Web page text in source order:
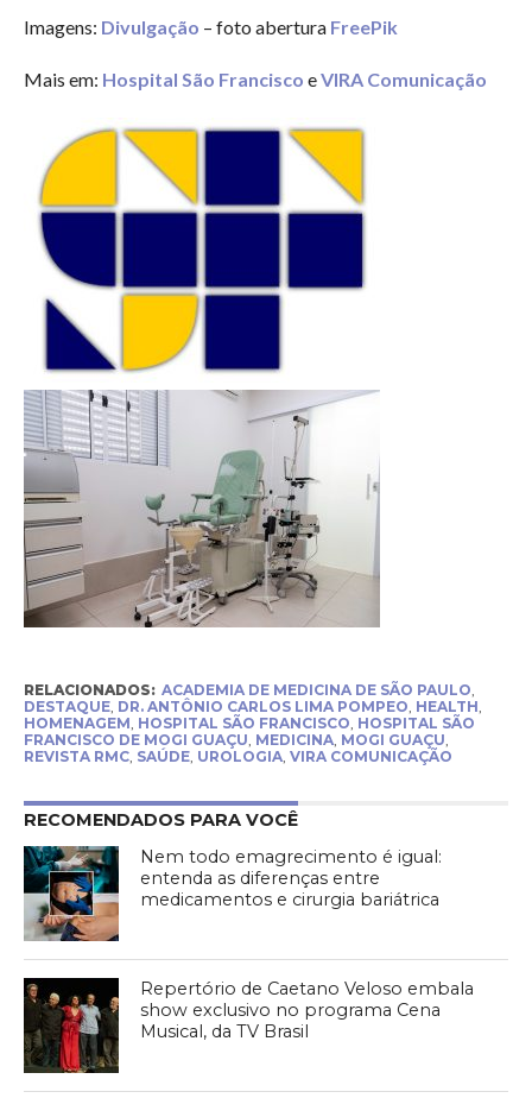
Imagens: Divulgação – foto abertura FreePik
Mais em: Hospital São Francisco eVIRA Comunicação
RELACIONADOS: ACADEMIA DE MEDICINA DE SÃO PAULO,
DESTAQUE, DR. ANTÔNIO CARLOS LIMA POMPEO, HEALTH,
HOMENAGEM, HOSPITAL SÃO FRANCISCO, HOSPITAL SÃO
FRANCISCO DE MOGI GUAÇU, MEDICINA, MOGI GUAÇU,
REVISTA RMC, SAÚDE, UROLOGIA, VIRA COMUNICAÇÃO
RECOMENDADOS PARA VOCÊ
Nem todo emagrecimento é igual:
entenda as diferenças entre
medicamentos e cirurgia bariátrica
Repertório de Caetano Veloso embala
show exclusivo no programa Cena
Musical, da TV Brasil